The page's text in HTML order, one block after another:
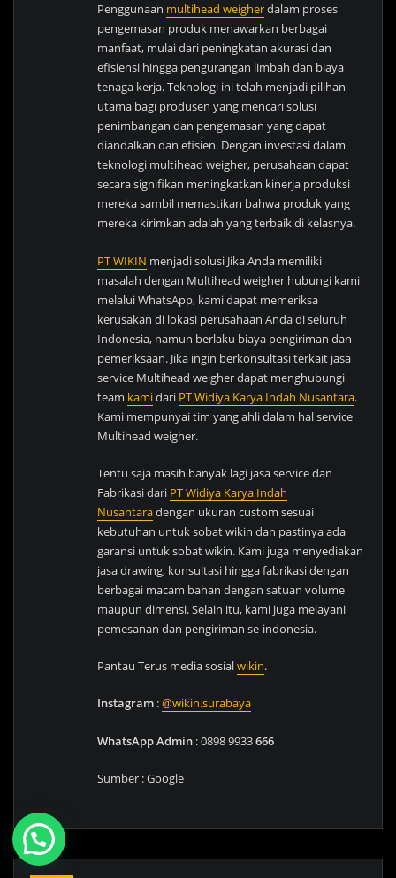
Penggunaan multihead weigherdalam proses
pengemasan produk menawarkan berbagai
manfaat, mulai dari peningkatan akurasi dan
efisiensi hingga pengurangan limbah dan biaya
tenaga kerja. Teknologi ini telah menjadi pilihan
utama bagi produsen yang mencari solusi
penimbangan dan pengemasan yang dapat
diandalkan dan efisien. Dengan investasi dalam
teknologi multihead weigher, perusahaan dapat
secara signifikan meningkatkan kinerja produksi
mereka sambil memastikan bahwa produk yang
mereka kirimkan adalah yang terbaik di kelasnya.
PT WIKIN menjadi solusi Jika Anda memiliki
masalah dengan Multihead weigher hubungi kami
melalui WhatsApp, kami dapat memeriksa
kerusakan di lokasi perusahaan Anda di seluruh
Indonesia, namun berlaku biaya pengiriman dan
pemeriksaan. Jika ingin berkonsultasi terkait jasa
service Multihead weigher dapat menghubungi
team kamidari PT Widiya Karya Indah Nusantara.
Kami mempunyai tim yang ahli dalam hal service
Multihead weigher.
Tentu saja masih banyak lagi jasa service dan
Fabrikasi dari PT Widiya Karya Indah
Nusantaradengan ukuran custom sesuai
kebutuhan untuk sobat wikin dan pastinya ada
garansi untuk sobat wikin. Kami juga menyediakan
jasa drawing, konsultasi hingga fabrikasi dengan
berbagai macam bahan dengan satuan volume
maupun dimensi. Selain itu, kami juga melayani
pemesanan dan pengiriman se-indonesia.
Pantau Terus media sosialwikin.
Instagram :@wikin.surabaya
WhatsApp Admin : 0898 9933666
Sumber : Google